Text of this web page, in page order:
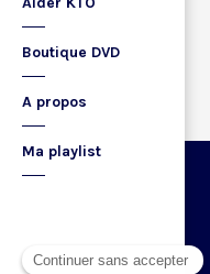
Boutique DVD
A propos
Ma playlist